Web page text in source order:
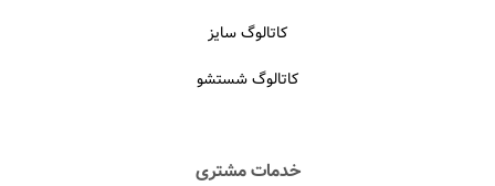
کاتالوگ سایز
کاتالوگ شستشو
خدمات مشتری